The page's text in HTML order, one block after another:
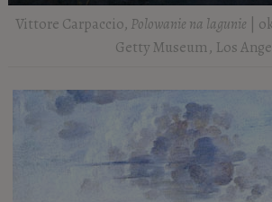
Vittore Carpaccio, Polowanie na lagunie |
Getty Museum, Los